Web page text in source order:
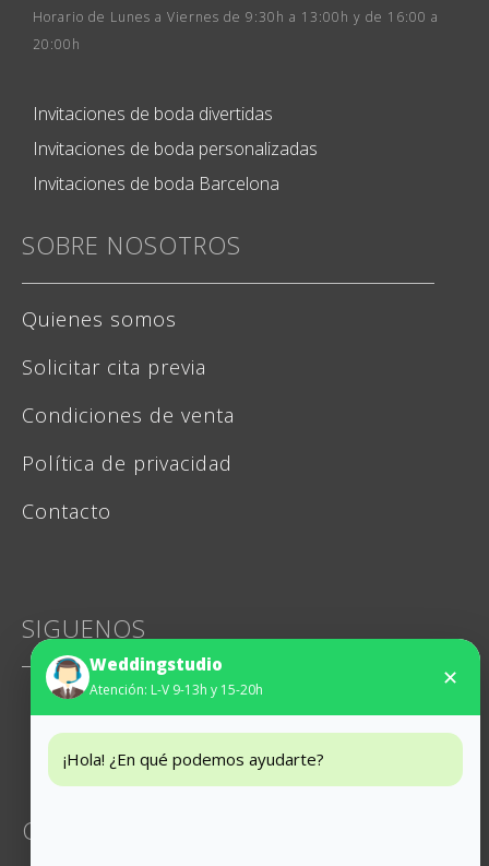
Horario de Lunes a Viernes de 9:30h a 13:00h y de 16:00 a
20:00h
Invitaciones de boda divertidas
Invitaciones de boda personalizadas
Invitaciones de boda Barcelona
SOBRE NOSOTROS
Quienes somos
Solicitar cita previa
Condiciones de venta
Política de privacidad
Contacto
SIGUENOS
Instagram
Facebook
CONTACTO
Weddingstudio
Atención: L-V 9-13h y 15-20h ✕
¡Hola! ¿En qué podemos ayudarte?